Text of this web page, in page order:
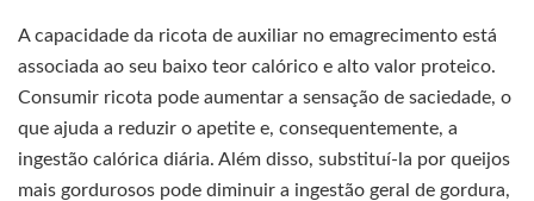
A capacidade da ricota de auxiliar no emagrecimento está
associada ao seu baixo teor calórico e alto valor proteico.
Consumir ricota pode aumentar a sensação de saciedade, o
que ajuda a reduzir o apetite e, consequentemente, a
ingestão calórica diária. Além disso, substituí-la por queijos
mais gordurosos pode diminuir a ingestão geral de gordura,